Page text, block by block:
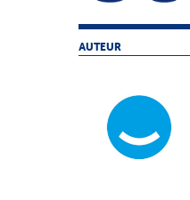
AUTEUR